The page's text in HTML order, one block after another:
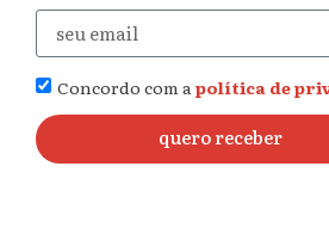
Concordo com apolítica de
quero receber